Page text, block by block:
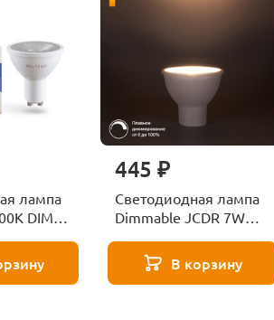
лампа
DIM
445 ₽
Светодиодная лампа
Dimmable JCDR 7W
Elektrostandard
BLGU1017
В корзину